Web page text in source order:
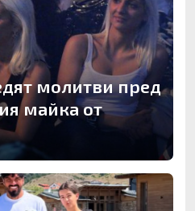
молитви пред
майка от